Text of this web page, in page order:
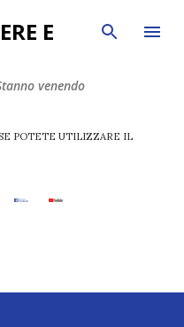
principali
E
venendo
POTETE UTILIZZARE IL